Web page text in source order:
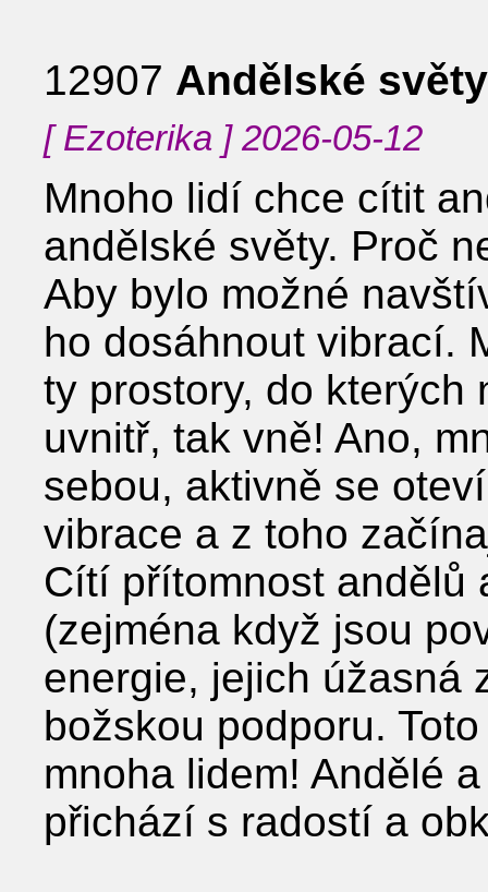
12907 Andělské světy
[ Ezoterika ] 2026-05-12
Mnoho lidí chce cítit
andělské světy. Proč
Aby bylo možné
ho dosáhnout vibrací.
ty prostory, do kterých
uvnitř, tak vně! Ano,
sebou, aktivně se
vibrace a z toho
Cítí přítomnost andělů
(zejména když jsou
energie, jejich úžasná
božskou podporu.
mnoha lidem! Andělé
přichází s radostí a